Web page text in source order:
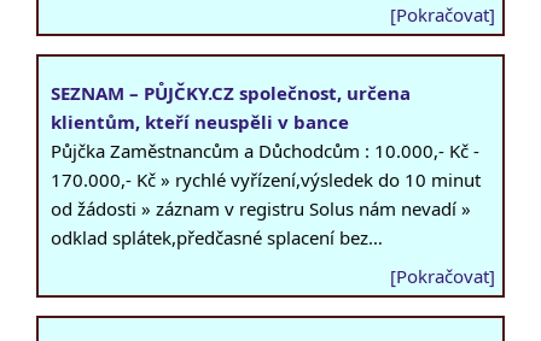
[Pokračovat]
SEZNAM – PŮJČKY.CZ společnost, určena
klientům, kteří neuspěli v bance
Půjčka Zaměstnancům a Důchodcům : 10.000,- Kč -
170.000,- Kč » rychlé vyřízení,výsledek do 10 minut
od žádosti » záznam v registru Solus nám nevadí »
odklad splátek,předčasné splacení bez…
[Pokračovat]